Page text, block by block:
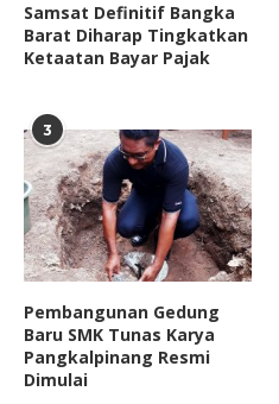
Samsat Definitif Bangka
Barat Diharap Tingkatkan
Ketaatan Bayar Pajak
3
Pembangunan Gedung
Baru SMK Tunas Karya
Pangkalpinang Resmi
Dimulai